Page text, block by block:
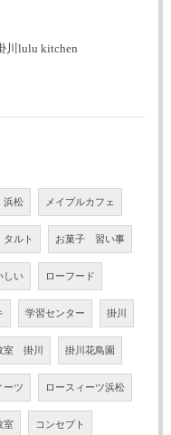
川lulu kitchen
浜松 メイプルカフェ
タルト お菓子 習い事
しい ローフード
学習センター 掛川
室 掛川 掛川花鳥園
ーツ ロースィーツ浜松
室 コンセプト